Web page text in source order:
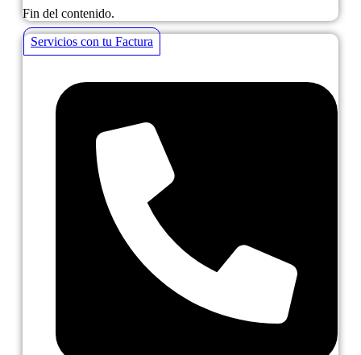
Fin del contenido.
Servicios con tu Factura